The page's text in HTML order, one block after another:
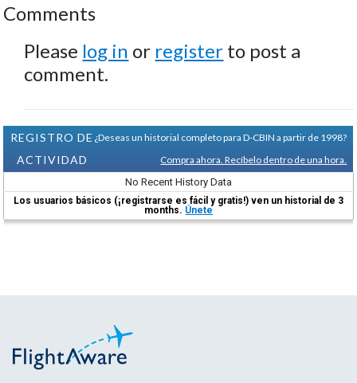
Comments
Please log in or register to post a
comment.
REGISTRO DE
ACTIVIDAD
¿Deseas un historial completo para D-CBIN a partir de 1998?
Compra ahora. Recíbelo dentro de una hora.
No Recent History Data
Los usuarios básicos (¡registrarse es fácil y gratis!) ven un historial de 3
months. Únete